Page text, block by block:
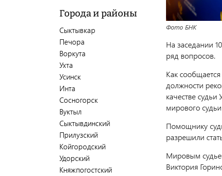
Города и районы
Сыктывкар
Печора
Воркута
Ухта
Усинск
Инта
Сосногорск
Вуктыл
Сыктывдинский
Прилузский
Койгородский
Удорский
Княжпогостский
Фото БНК
На заседании
ряд вопросов.
Как
должности
качестве
мирового
Помощнику
разрешили
Мировым
Виктория